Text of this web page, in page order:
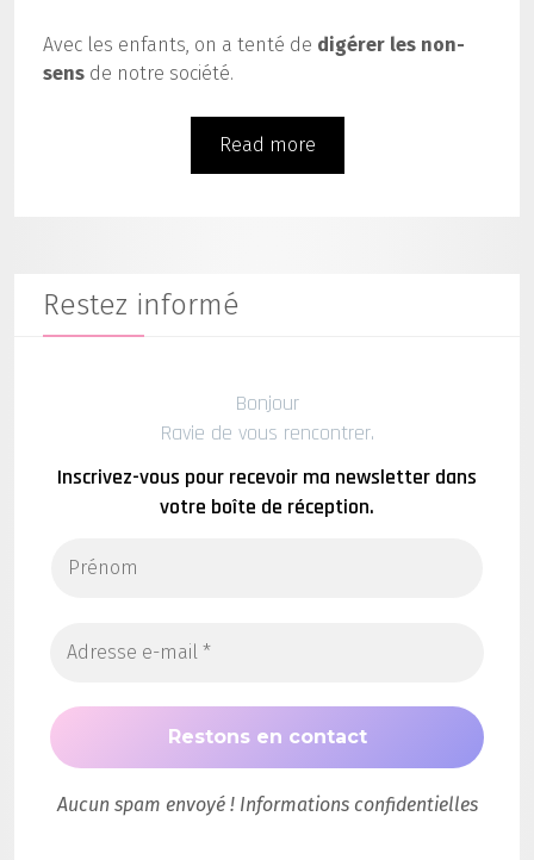
Avec les enfants, on a tenté de digérer les non-
sens de notre société.
Read more
Restez informé
Bonjour
Ravie de vous rencontrer.
Inscrivez-vous pour recevoir ma newsletter dans
votre boîte de réception.
Aucun spam envoyé ! Informations confidentielles